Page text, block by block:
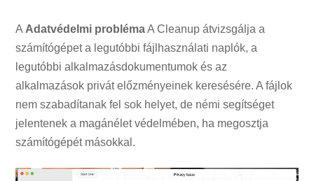
AAdatvédelmi problémaA Cleanup átvizsgálja a
számítógépet a legutóbbi fájlhasználati naplók, a
legutóbbi alkalmazásdokumentumok és az
alkalmazások privát előzményeinek keresésére. A fájlok
nem szabadítanak fel sok helyet, de némi segítséget
jelentenek a magánélet védelmében, ha megosztja
számítógépét másokkal.